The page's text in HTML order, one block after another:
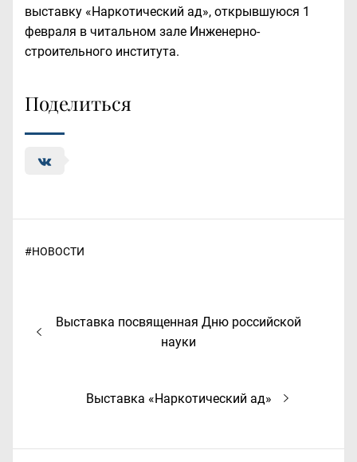
выставку «Наркотический ад», открывшуюся 1
февраля в читальном зале Инженерно-
строительного института.
Поделиться
#НОВОСТИ
Навигация
по
Предыдущая
Выставка посвященная Дню российской
науки
Следующая
Выставка «Наркотический ад»